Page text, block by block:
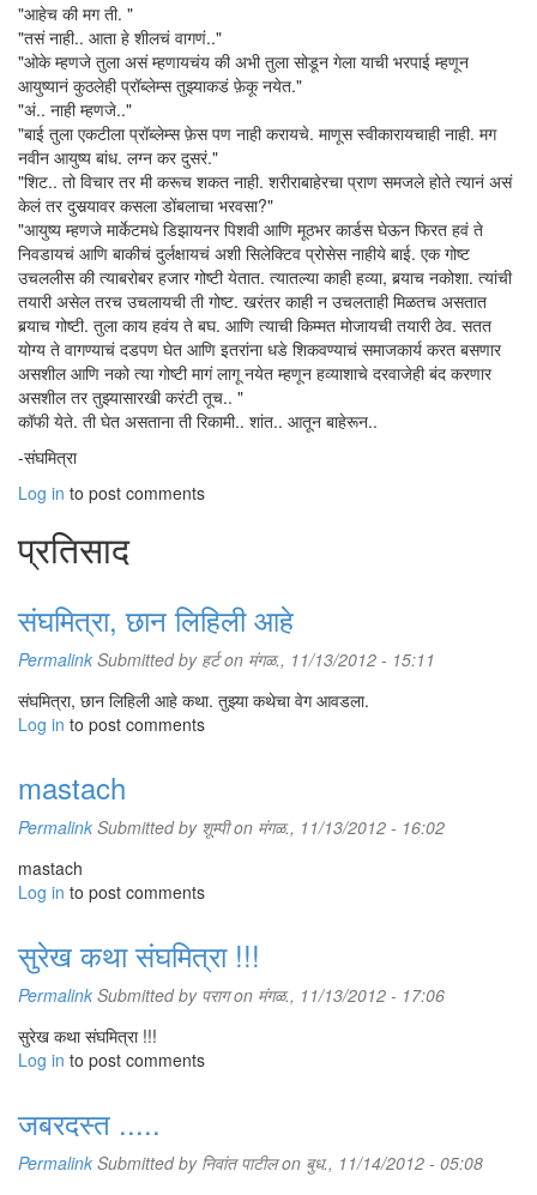
"आहेच की मग ती. "
"तसं नाही.. आता हे शीलचं वागणं.."
"ओके म्हणजे तुला असं म्हणायचंय की अभी तुला सोडून गेला याची भरपाई म्हणून
आयुष्यानं कुठलेही प्रॉब्लेम्स तुझ्याकडं फ़ेकू नयेत."
"अं.. नाही म्हणजे.."
"बाई तुला एकटीला प्रॉब्लेम्स फ़ेस पण नाही करायचे. माणूस स्वीकारायचाही नाही. मग
नवीन आयुष्य बांध. लग्न कर दुसरं."
"शिट.. तो विचार तर मी करूच शकत नाही. शरीराबाहेरचा प्राण समजले होते त्यानं असं
केलं तर दुसर्‍यावर कसला डोंबलाचा भरवसा?"
"आयुष्य म्हणजे मार्केटमधे डिझायनर पिशवी आणि मूठभर कार्डस घेऊन फिरत हवं ते
निवडायचं आणि बाकीचं दुर्लक्षायचं अशी सिलेक्टिव प्रोसेस नाहीये बाई. एक गोष्ट
उचललीस की त्याबरोबर हजार गोष्टी येतात. त्यातल्या काही हव्या, बर्‍याच नकोशा. त्यांची
तयारी असेल तरच उचलायची ती गोष्ट. खरंतर काही न उचलताही मिळतच असतात
बर्‍याच गोष्टी. तुला काय हवंय ते बघ. आणि त्याची किम्मत मोजायची तयारी ठेव. सतत
योग्य ते वागण्याचं दडपण घेत आणि इतरांना धडे शिकवण्याचं समाजकार्य करत बसणार
असशील आणि नको त्या गोष्टी मागं लागू नयेत म्हणून हव्याशाचे दरवाजेही बंद करणार
असशील तर तुझ्यासारखी करंटी तूच.. "
कॉफी येते. ती घेत असताना ती रिकामी.. शांत.. आतून बाहेरून..
-संघमित्रा
Log in to post comments
प्रतिसाद
संघमित्रा, छान लिहिली आहे
Permalink Submitted by हर्टon मंगळ., 11/13/2012 - 15:11
संघमित्रा, छान लिहिली आहे कथा. तुझ्या कथेचा वेग आवडला.
Log in to post comments
mastach
Permalink Submitted by शूम्पीon मंगळ., 11/13/2012 - 16:02
mastach
Log in to post comments
सुरेख कथा संघमित्रा !!!
Permalink Submitted by परागon मंगळ., 11/13/2012 - 17:06
सुरेख कथा संघमित्रा !!!
Log in to post comments
जबरदस्त .....
Permalink Submitted by निवांत पाटीलon बुध., 11/14/2012 - 05:08